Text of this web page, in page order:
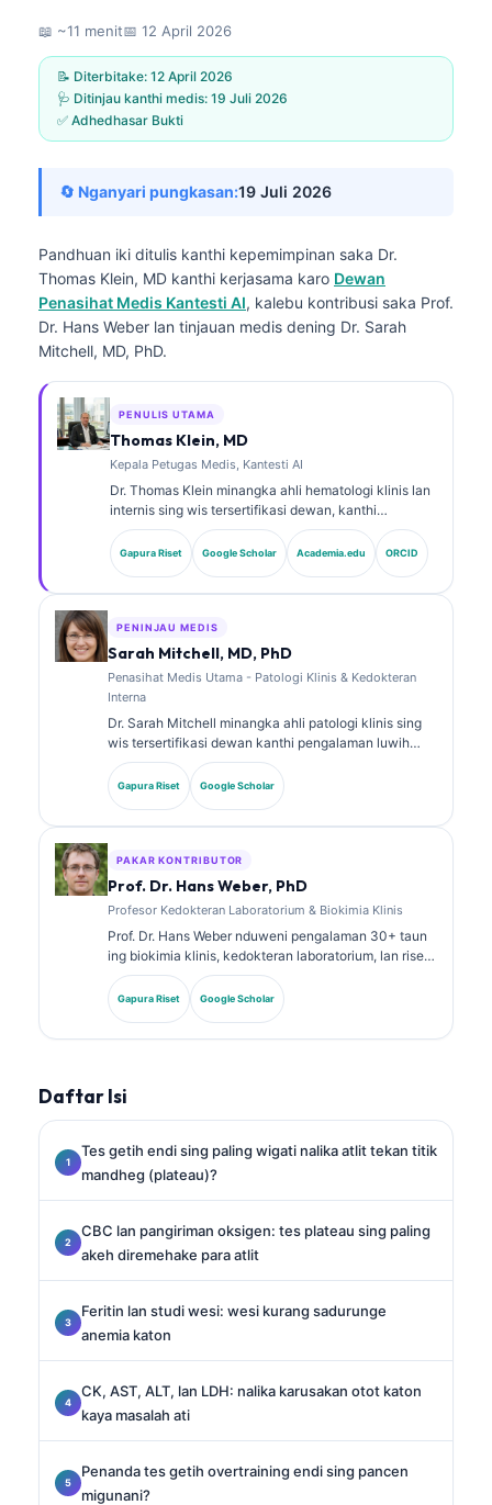
📖 ~11 menit📅 12 April 2026
📝 Diterbitake: 12 April 2026
🩺 Ditinjau kanthi medis: 19 Juli 2026
✅ Adhedhasar Bukti
🔄 Nganyari pungkasan:19 Juli 2026
Pandhuan iki ditulis kanthi kepemimpinan saka Dr.
Thomas Klein, MD kanthi kerjasama karo Dewan
Penasihat Medis Kantesti AI, kalebu kontribusi saka Prof.
Dr. Hans Weber lan tinjauan medis dening Dr. Sarah
Mitchell, MD, PhD.
PENULIS UTAMA
Thomas Klein, MD
Kepala Petugas Medis, Kantesti AI
Dr. Thomas Klein minangka ahli hematologi klinis lan
internis sing wis tersertifikasi dewan, kanthi
pengalaman luwih saka 15 taun ing bidang
kedokteran laboratorium lan analisis klinis sing
dibantu AI. Minangka Chief Medical Officer ing
kepemilikan kasebut. Dr. Klein wis nerbitake akeh
babagan interpretasi biomarker lan diagnostik
Gapura Riset Google Scholar Academia.edu ORCID
PENINJAU MEDIS
Sarah Mitchell, MD, PhD
Penasihat Medis Utama - Patologi Klinis & Kedokteran
Interna
Dr. Sarah Mitchell minangka ahli patologi klinis sing
wis tersertifikasi dewan kanthi pengalaman luwih
saka 18 taun ing bidang kedokteran laboratorium lan
analisis diagnostik. Dheweke nduweni sertifikasi
spesialis ing kimia klinis lan wis akeh nerbitake
Gapura Riset Google Scholar
PAKAR KONTRIBUTOR
Prof. Dr. Hans Weber, PhD
Profesor Kedokteran Laboratorium & Biokimia Klinis
Prof. Dr. Hans Weber nduweni pengalaman 30+ taun
ing biokimia klinis, kedokteran laboratorium, lan riset
biomarker. Mantan Presiden saka German Society for
Clinical Chemistry, dheweke spesialis ing analisis
panel diagnostik, standarisasi biomarker, lan
Gapura Riset Google Scholar
Daftar Isi
Tes getih endi sing paling wigati nalika atlit tekan titik
mandheg (plateau)?
CBC lan pangiriman oksigen: tes plateau sing paling
akeh diremehake para atlit
Feritin lan studi wesi: wesi kurang sadurunge
anemia katon
CK, AST, ALT, lan LDH: nalika karusakan otot katon
kaya masalah ati
Penanda tes getih overtraining endi sing pancen
migunani?